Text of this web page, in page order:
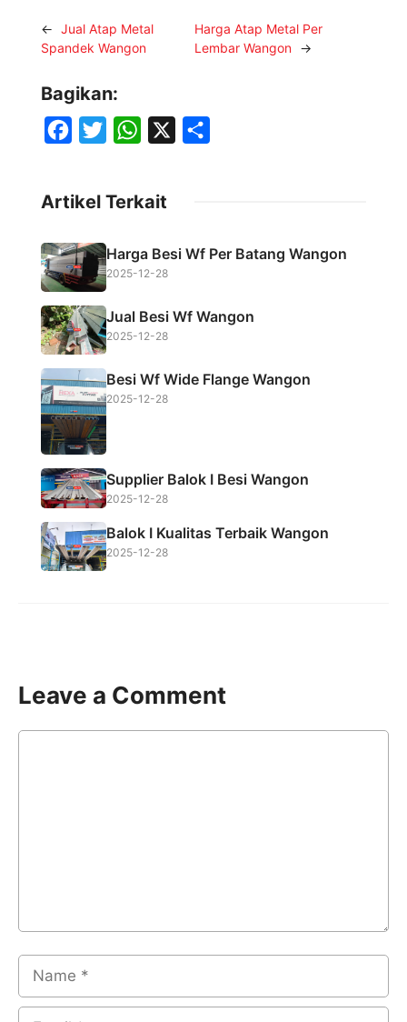
← Jual Atap Metal
Spandek Wangon
Harga Atap Metal Per
Lembar Wangon
→
Bagikan:
e
b
o
o
k
t
e
t
A
p
Artikel Terkait
Harga Besi Wf Per Batang Wangon
2025-12-28
Jual Besi Wf Wangon
2025-12-28
Besi Wf Wide Flange Wangon
2025-12-28
Supplier Balok I Besi Wangon
2025-12-28
Balok I Kualitas Terbaik Wangon
2025-12-28
Leave a Comment
Comment
Name
Email